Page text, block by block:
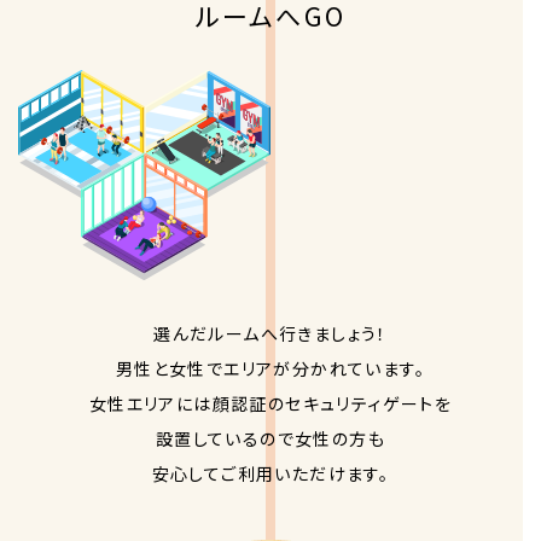
ルームへGO
選んだルームへ行きましょう！
男性と女性でエリアが分かれています。
女性エリアには顔認証のセキュリティゲートを
設置しているので女性の方も
安心してご利用いただけます。